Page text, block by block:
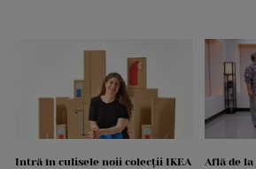
Intră în culisele noii colecții IKEA
Află de